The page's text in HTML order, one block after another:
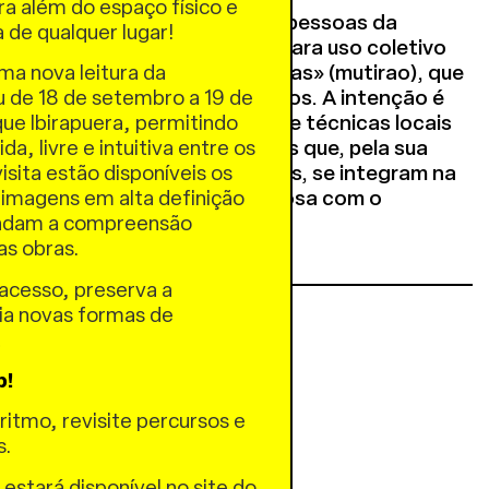
com o local e as pessoas da
que constroem os edifícios para uso coletivo
chamados «Mingas» (mutirao), que
e a troca de conhecimentos. A intenção é
encontro e abrigo através de técnicas locais
da comunidade e terraços que, pela sua
de contenção em encostas, se integram na
uma intervenção respeitosa com o
além do espaço físico e
qualquer lugar!
nova leitura da
18 de setembro a 19 de
Ibirapuera, permitindo
livre e intuitiva entre os
estão disponíveis os
em alta definição
a compreensão
obras.
preserva a
novas formas de
revisite percursos e